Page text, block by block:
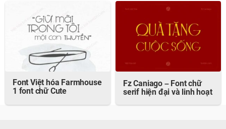
Font Việt hóa Farmhouse
1 font chữ Cute
Fz Caniago – Font chữ
serif hiện đại và linh hoạt